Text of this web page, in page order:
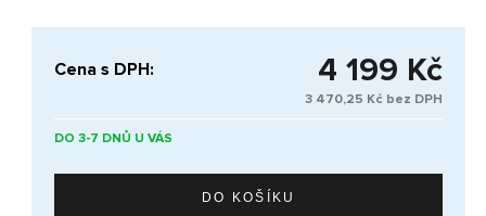
Cena s DPH: 4 199 Kč
3 470,25 Kč bez DPH
DO 3-7 DNŮ U VÁS